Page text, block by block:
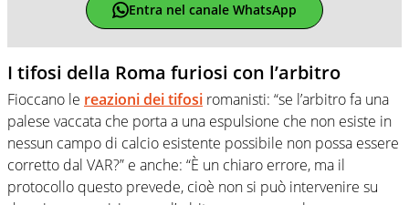
Entra nel canale WhatsApp
I tifosi della Roma furiosi con l’arbitro
Fioccano le reazioni dei tifosi romanisti: “se l’arbitro fa una
palese vaccata che porta a una espulsione che non esiste in
nessun campo di calcio esistente possibile non possa essere
corretto dal VAR?” e anche: “È un chiaro errore, ma il
protocollo questo prevede, cioè non si può intervenire su